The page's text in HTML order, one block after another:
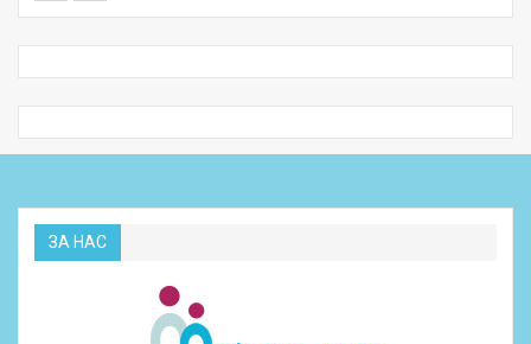
ЗА НАС